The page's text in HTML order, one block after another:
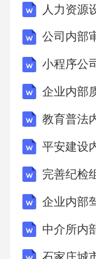
人力资源
公司内部
小程序公
企业内部
教育普法
平安建设
完善纪检
企业内部
中介所内